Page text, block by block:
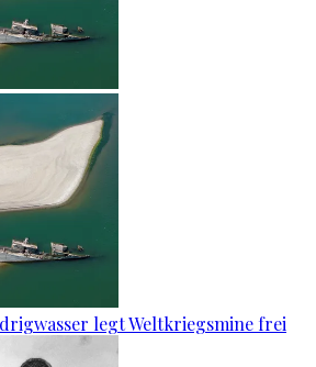
legt Weltkriegsmine frei